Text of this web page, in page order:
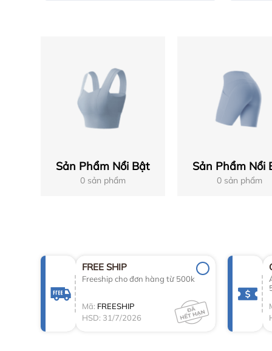
Sản Phẩm Nổi Bật
0 sản phẩm
Sản Phẩm Nổi
0 sản phẩm
FREE SHIP
Freeship cho đơn hàng từ 500k
Mã: FREESHIP
HSD: 31/7/2026